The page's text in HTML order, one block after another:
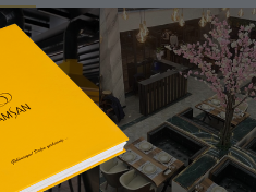
Berjer
– Dönebilir Metal Ayaklı
tasarım estetiğiyle